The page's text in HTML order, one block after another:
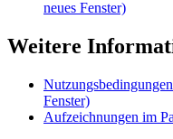
neues Fenster)
Weitere
Nutzungsbedingungen
Fenster)
Aufzeichnungen im